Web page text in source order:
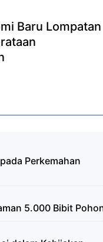
Baru Lompatan
Perkemahan
5.000 Bibit